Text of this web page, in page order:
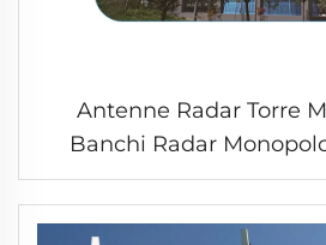
Antenne Radar Torre
Banchi Radar
Friendly Pilo Utility
Graticcio